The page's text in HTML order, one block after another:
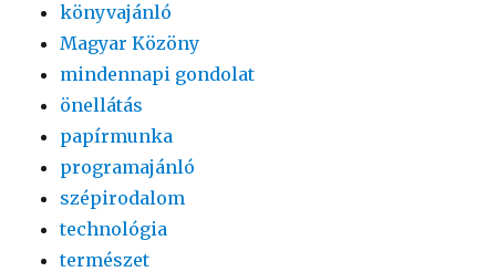
könyvajánló
Magyar Közöny
mindennapi gondolat
önellátás
papírmunka
programajánló
szépirodalom
technológia
természet